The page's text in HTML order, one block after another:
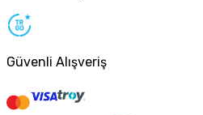
Güvenli Alışveriş